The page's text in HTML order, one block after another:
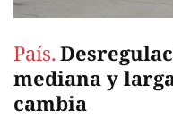
País.
mediana y
cambia